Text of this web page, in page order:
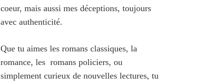
coeur, mais aussi mes déceptions, toujours
avec authenticité.
Que tu aimes les romans classiques, la
romance, les romans policiers, ou
simplement curieux de nouvelles lectures, tu